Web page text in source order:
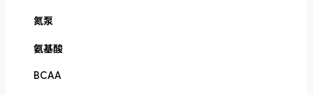
氮泵
氨基酸
BCAA